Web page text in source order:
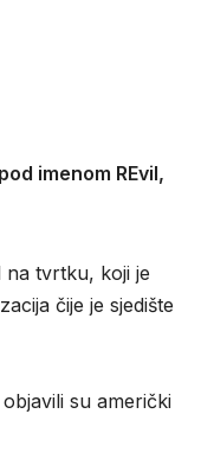
imenom REvil,
na tvrtku, koji je
čije je sjedište
su američki